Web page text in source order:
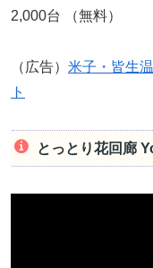
2,000台 （無料）
（広告） 米子・皆生
ト
とっとり花回廊